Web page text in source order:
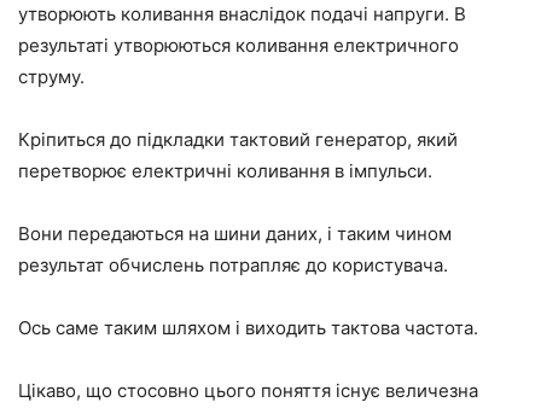
утворюють коливання внаслідок подачі напруги. В
результаті утворюються коливання електричного
струму.
Кріпиться до підкладки тактовий генератор, який
перетворює електричні коливання в імпульси.
Вони передаються на шини даних, і таким чином
результат обчислень потрапляє до користувача.
Ось саме таким шляхом і виходить тактова частота.
Цікаво, що стосовно цього поняття існує величезна